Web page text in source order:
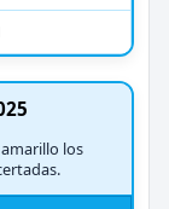
los